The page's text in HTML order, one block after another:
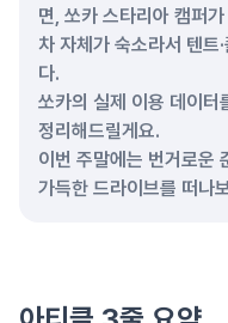
면, 쏘카 스타리아 캠퍼
차 자체가 숙소라서 텐트
다.
쏘카의 실제 이용 데이터
정리해드릴게요.
이번 주말에는 번거로운
가득한 드라이브를 떠나